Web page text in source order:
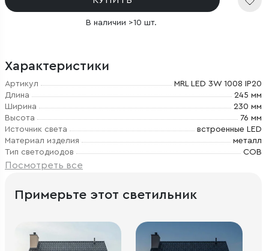
В наличии >10 шт.
Характеристики
Артикул
MRL LED 3W 1008 IP20
Длина
245 мм
Ширина
230 мм
Высота
76 мм
Источник света
встроенные LED
Материал изделия
металл
Тип светодиодов
COB
Посмотреть все
Примерьте этот светильник